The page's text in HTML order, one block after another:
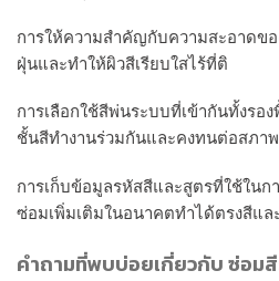
การให้ความสำคัญกับความสะอาดข
ฝุ่นและทำให้ผิวสีเรียบใสไร้ที่ติ
การเลือกใช้สีพ่นระบบที่เข้ากันทั้งรอ
ชั้นสีทำงานร่วมกันและคงทนต่อสภา
การเก็บข้อมูลรหัสสีและสูตรที่ใช้ใน
ซ่อมเพิ่มเติมในอนาคตทำได้ตรงสีแล
คำถามที่พบบ่อยเกี่ยวกับ ซ่อม